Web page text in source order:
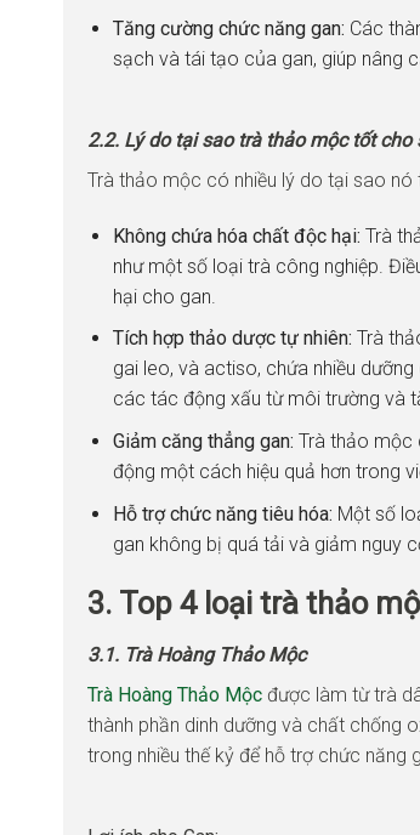
Tăng cường chức năng gan: Các
sạch và tái tạo của gan, giúp nâng
2.2. Lý do tại sao trà thảo mộc tốt cho
Trà thảo mộc có nhiều lý do tại sao
Không chứa hóa chất độc hại: Trà
như một số loại trà công nghiệp.
hại cho gan.
Tích hợp thảo dược tự nhiên: Trà
gai leo, và actiso, chứa nhiều
các tác động xấu từ môi trường và
Giảm căng thẳng gan: Trà thảo mộc
động một cách hiệu quả hơn trong
Hỗ trợ chức năng tiêu hóa: Một số
gan không bị quá tải và giảm nguy
3. Top 4 loại trà thảo
3.1. Trà Hoàng Thảo Mộc
Trà Hoàng Thảo Mộc được làm từ trà
thành phần dinh dưỡng và chất chống
trong nhiều thế kỷ để hỗ trợ chức năng